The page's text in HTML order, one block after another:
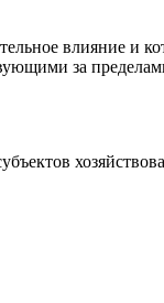
влияние и
за